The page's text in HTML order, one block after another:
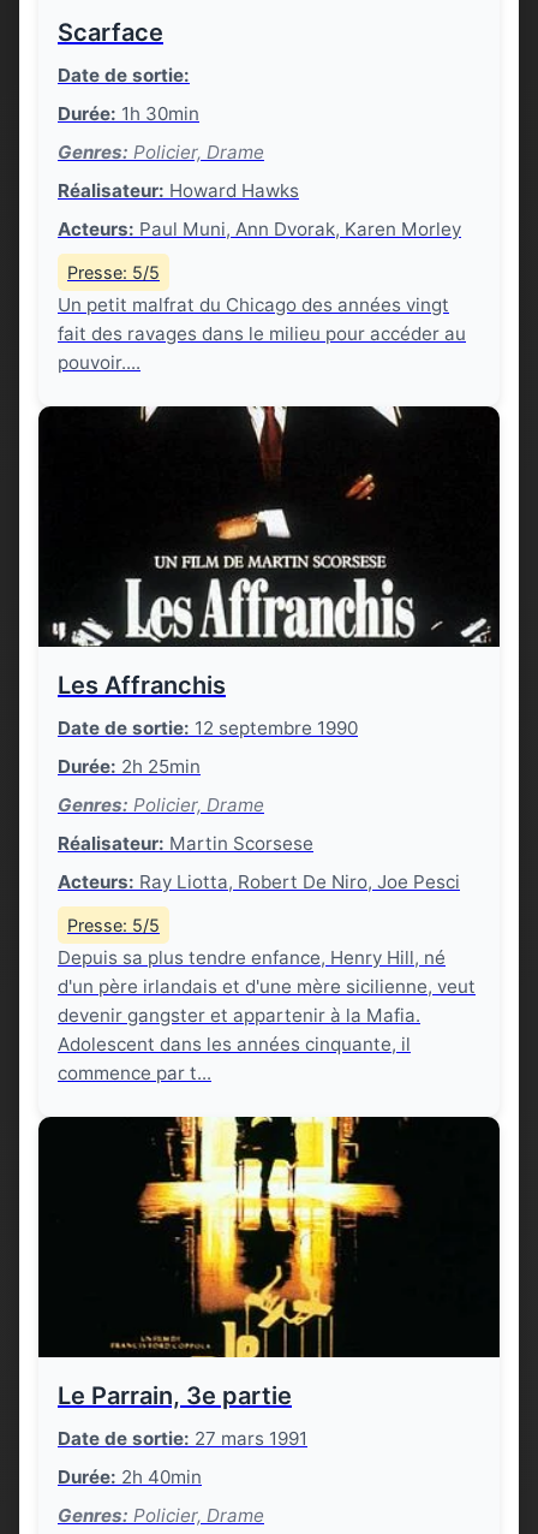
Scarface
Date de sortie:
Durée: 1h 30min
Genres: Policier, Drame
Réalisateur: Howard Hawks
Acteurs: Paul Muni, Ann Dvorak, Karen Morley
Presse: 5/5
Un petit malfrat du Chicago des années vingt
fait des ravages dans le milieu pour accéder au
pouvoir....
Les Affranchis
Date de sortie: 12 septembre 1990
Durée: 2h 25min
Genres: Policier, Drame
Réalisateur: Martin Scorsese
Acteurs: Ray Liotta, Robert De Niro, Joe Pesci
Presse: 5/5
Depuis sa plus tendre enfance, Henry Hill, né
d'un père irlandais et d'une mère sicilienne, veut
devenir gangster et appartenir à la Mafia.
Adolescent dans les années cinquante, il
commence par t...
Le Parrain, 3e partie
Date de sortie: 27 mars 1991
Durée: 2h 40min
Genres: Policier, Drame